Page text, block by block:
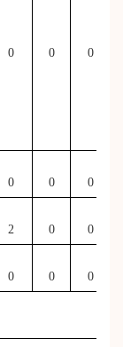
0 0 0
0 0 0
2 0 0
0 0 0